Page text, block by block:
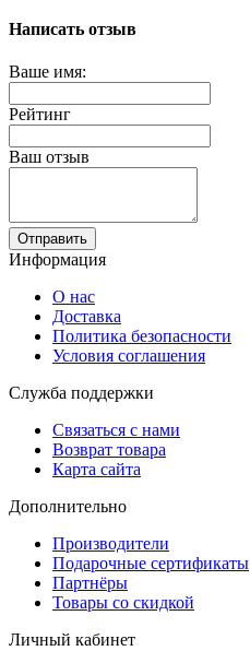
Написать отзыв
Ваше имя:
Рейтинг
Ваш отзыв
Отправить
Информация
О нас
Доставка
Политика безопасности
Условия соглашения
Служба поддержки
Связаться с нами
Возврат товара
Карта сайта
Дополнительно
Производители
Подарочные сертификаты
Партнёры
Товары со скидкой
Личный кабинет